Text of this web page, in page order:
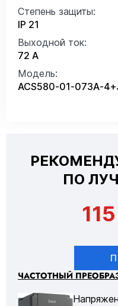
Степень защиты:
IP 21
Выходной ток:
72 А
Модель:
ACS580-01-073A-
ПО
ЧАСТОТНЫЙ